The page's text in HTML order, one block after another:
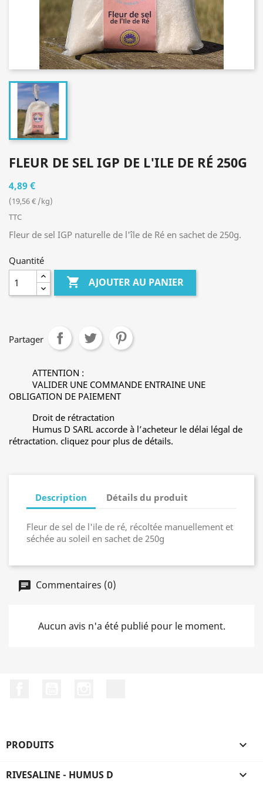
FLEUR DE SEL IGP DE L'ILE DE RÉ 250G
4,89 €
(19,56 € /kg)
TTC
Fleur de sel IGP naturelle de l'île de Ré en sachet de 250g.
Quantité
 AJOUTER AU PANIER
Partager
ATTENTION :
VALIDER UNE COMMANDE ENTRAINE UNE
OBLIGATION DE PAIEMENT
Droit de rétractation
Humus D SARL accorde à l’acheteur le délai légal de
rétractation. cliquez pour plus de détails.
Description Détails du produit
Fleur de sel de l'ile de ré, récoltée manuellement et
séchée au soleil en sachet de 250g
Commentaires (0)
Aucun avis n'a été publié pour le moment.
PRODUITS 
RIVESALINE - HUMUS D 